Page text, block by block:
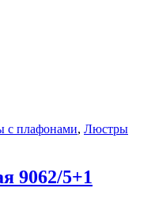
с плафонами, Люстры
9062/5+1